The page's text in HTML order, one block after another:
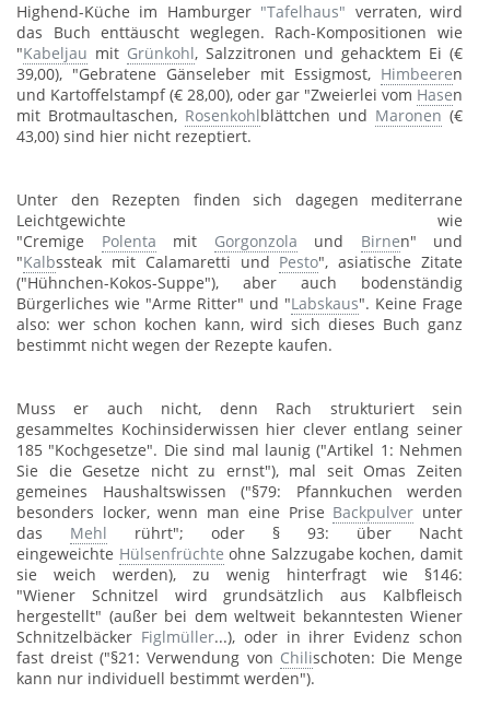
Highend-Küche im Hamburger "Tafelhaus" verraten, wird
das Buch enttäuscht weglegen. Rach-Kompositionen wie
"Kabeljau mit Grünkohl, Salzzitronen und gehacktem Ei (€
39,00), "Gebratene Gänseleber mit Essigmost, Himbeeren
und Kartoffelstampf (€ 28,00), oder gar "Zweierlei vom Hasen
mit Brotmaultaschen, Rosenkohlblättchen und Maronen (€
43,00) sind hier nicht rezeptiert.
Unter den Rezepten finden sich dagegen mediterrane
Leichtgewichte wie
"Cremige Polenta mit Gorgonzola und Birnen" und
"Kalbssteak mit Calamaretti und Pesto", asiatische Zitate
("Hühnchen-Kokos-Suppe"), aber auch bodenständig
Bürgerliches wie "Arme Ritter" und "Labskaus". Keine Frage
also: wer schon kochen kann, wird sich dieses Buch ganz
bestimmt nicht wegen der Rezepte kaufen.
Muss er auch nicht, denn Rach strukturiert sein
gesammeltes Kochinsiderwissen hier clever entlang seiner
185 "Kochgesetze". Die sind mal launig ("Artikel 1: Nehmen
Sie die Gesetze nicht zu ernst"), mal seit Omas Zeiten
gemeines Haushaltswissen ("§79: Pfannkuchen werden
besonders locker, wenn man eine Prise Backpulver unter
das Mehl rührt"; oder § 93: über Nacht
eingeweichte Hülsenfrüchte ohne Salzzugabe kochen, damit
sie weich werden), zu wenig hinterfragt wie §146:
"Wiener Schnitzel wird grundsätzlich aus Kalbfleisch
hergestellt" (außer bei dem weltweit bekanntesten Wiener
Schnitzelbäcker Figlmüller...), oder in ihrer Evidenz schon
fast dreist ("§21: Verwendung von Chilischoten: Die Menge
kann nur individuell bestimmt werden").